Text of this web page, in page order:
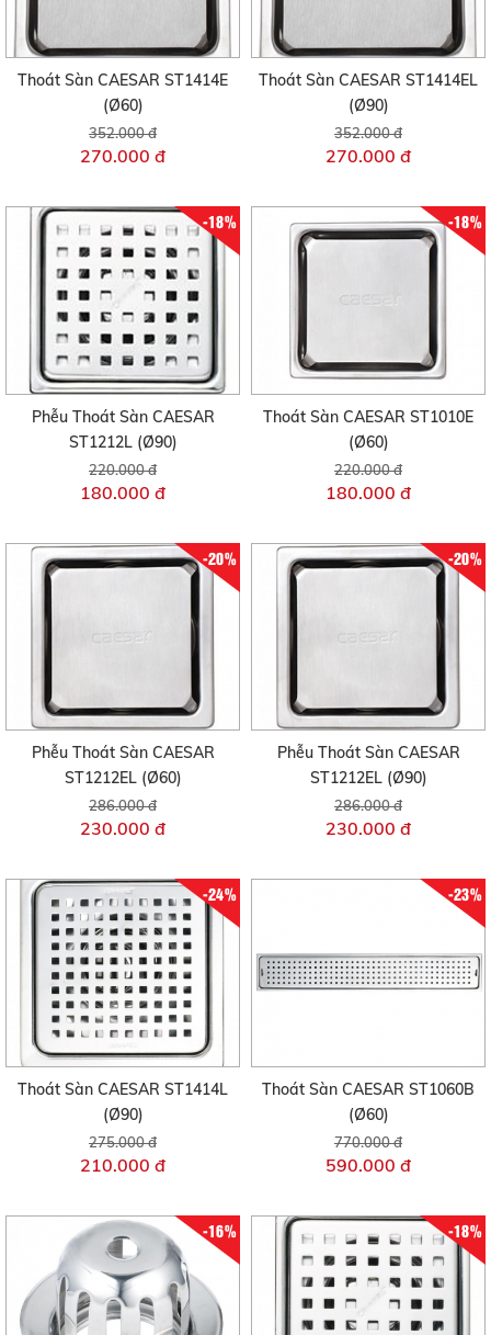
Thoát Sàn CAESAR ST1414E
(Ø60)
352.000 đ
270.000 đ
Thoát Sàn CAESAR ST1414EL
(Ø90)
352.000 đ
270.000 đ
-18%
Phễu Thoát Sàn CAESAR
ST1212L (Ø90)
220.000 đ
180.000 đ
-18%
Thoát Sàn CAESAR ST1010E
(Ø60)
220.000 đ
180.000 đ
-20%
Phễu Thoát Sàn CAESAR
ST1212EL (Ø60)
286.000 đ
230.000 đ
-20%
Phễu Thoát Sàn CAESAR
ST1212EL (Ø90)
286.000 đ
230.000 đ
-24%
Thoát Sàn CAESAR ST1414L
(Ø90)
275.000 đ
210.000 đ
-23%
Thoát Sàn CAESAR ST1060B
(Ø60)
770.000 đ
590.000 đ
-16% -18%